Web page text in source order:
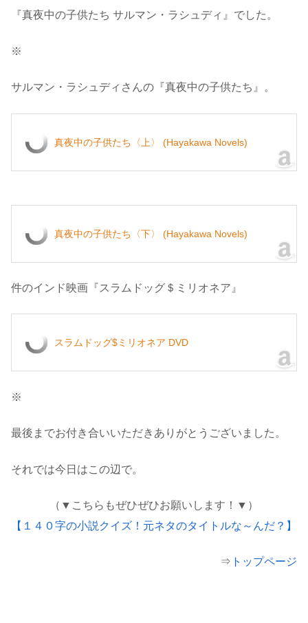
『真夜中の子供たち サルマン・ラシュディ』でした。
※
サルマン・ラシュディさんの『真夜中の子供たち』。
真夜中の子供たち〈上〉 (Hayakawa Novels)
真夜中の子供たち〈下〉 (Hayakawa Novels)
件のインド映画『スラムドッグ＄ミリオネア』
スラムドッグ$ミリオネア DVD
※
最後までお付き合いいただきありがとうございました。
それでは今日はこの辺で。
（▼こちらもぜひぜひお願いします！▼）
【１４０字の小説クイズ！元ネタのタイトルな～んだ？】
⇒ トップページ